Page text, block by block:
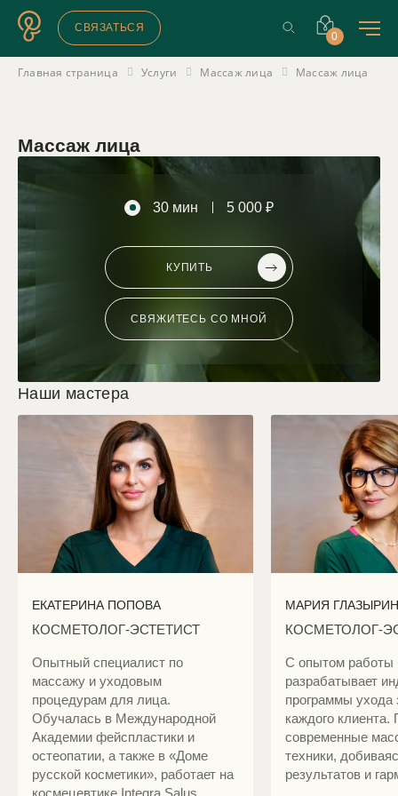
СВЯЗАТЬСЯ
0
Главная страница Услуги Массаж лица Массаж лица
Массаж лица
30 мин 5 000 ₽
КУПИТЬ
СВЯЖИТЕСЬ СО МНОЙ
Наши мастера
ЕКАТЕРИНА ПОПОВА
КОСМЕТОЛОГ-ЭСТЕТИСТ
Опытный специалист по
массажу и уходовым
процедурам для лица.
Обучалась в Международной
Академии фейспластики и
остеопатии, а также в «Доме
русской косметики», работает на
космецевтике Integra Salus.
МАРИЯ
КОСМЕТОЛОГ-
С опытом работы
разрабатывает
программы ухода
каждого клиента.
современные
техники,
результатов и